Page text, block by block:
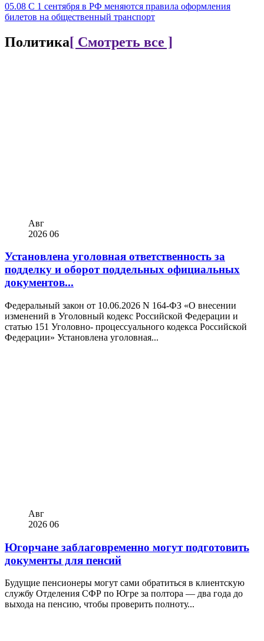
05.08 С 1 сентября в РФ меняются правила оформления
билетов на общественный транспорт
Политика[ Смотреть все ]
Авг
2026 06
Установлена уголовная ответственность за
подделку и оборот поддельных официальных
документов...
Федеральный закон от 10.06.2026 N 164-ФЗ «О внесении
изменений в Уголовный кодекс Российской Федерации и
статью 151 Уголовно- процессуального кодекса Российской
Федерации» Установлена уголовная...
Авг
2026 06
Югорчане заблаговременно могут подготовить
документы для пенсий
Будущие пенсионеры могут сами обратиться в клиентскую
службу Отделения СФР по Югре за полтора — два года до
выхода на пенсию, чтобы проверить полноту...